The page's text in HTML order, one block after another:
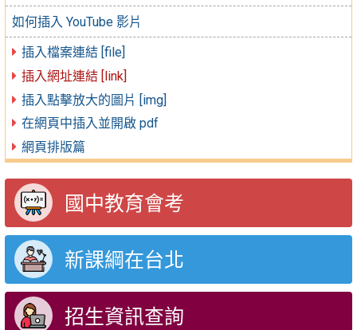
如何插入 YouTube 影片
插入檔案連結 [file]
插入網址連結 [link]
插入點擊放大的圖片 [img]
在網頁中插入並開啟 pdf
網頁排版篇
國中教育會考
新課綱在台北
招生資訊查詢